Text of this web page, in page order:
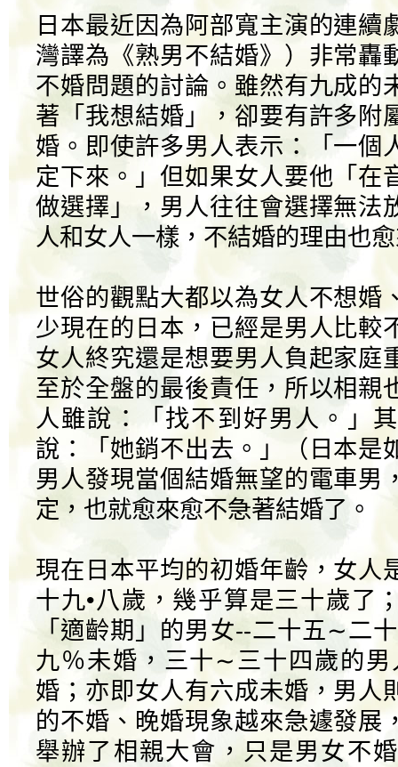
日本最近因為阿部寬主演的連續
灣譯為《熟男不結婚》）非常轟
不婚問題的討論。雖然有九成的
著「我想結婚」，卻要有許多附
婚。即使許多男人表示：「一個
定下來。」但如果女人要他「在
做選擇」，男人往往會選擇無法
人和女人一樣，不結婚的理由也
世俗的觀點大都以為女人不想婚
少現在的日本，已經是男人比較
女人終究還是想要男人負起家庭
至於全盤的最後責任，所以相親
人雖說：「找不到好男人。」
說：「她銷不出去。」（日本是
男人發現當個結婚無望的電車男
定，也就愈來愈不急著結婚了。
現在日本平均的初婚年齡，女人
十九•八歲，幾乎算是三十歲了
「適齡期」的男女--二十五∼二
九％未婚，三十∼三十四歲的男
婚；亦即女人有六成未婚，男人
的不婚、晚婚現象越來急遽發展
舉辦了相親大會，只是男女不